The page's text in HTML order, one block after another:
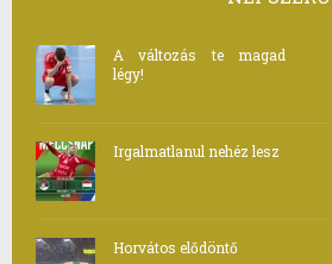
A változás te magad
légy!
Irgalmatlanul nehéz lesz
Horvátos elődöntő